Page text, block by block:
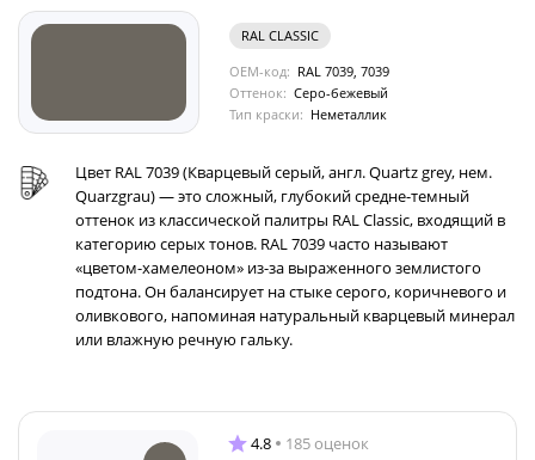
RAL CLASSIC
OEM-код: RAL 7039, 7039
Оттенок: Серо-бежевый
Тип краски: Неметаллик
Цвет RAL 7039 (Кварцевый серый, англ. Quartz grey, нем.
Quarzgrau) — это сложный, глубокий средне-темный
оттенок из классической палитры RAL Classic, входящий в
категорию серых тонов. RAL 7039 часто называют
«цветом-хамелеоном» из-за выраженного землистого
подтона. Он балансирует на стыке серого, коричневого и
оливкового, напоминая натуральный кварцевый минерал
или влажную речную гальку.
4.8 185 оценок